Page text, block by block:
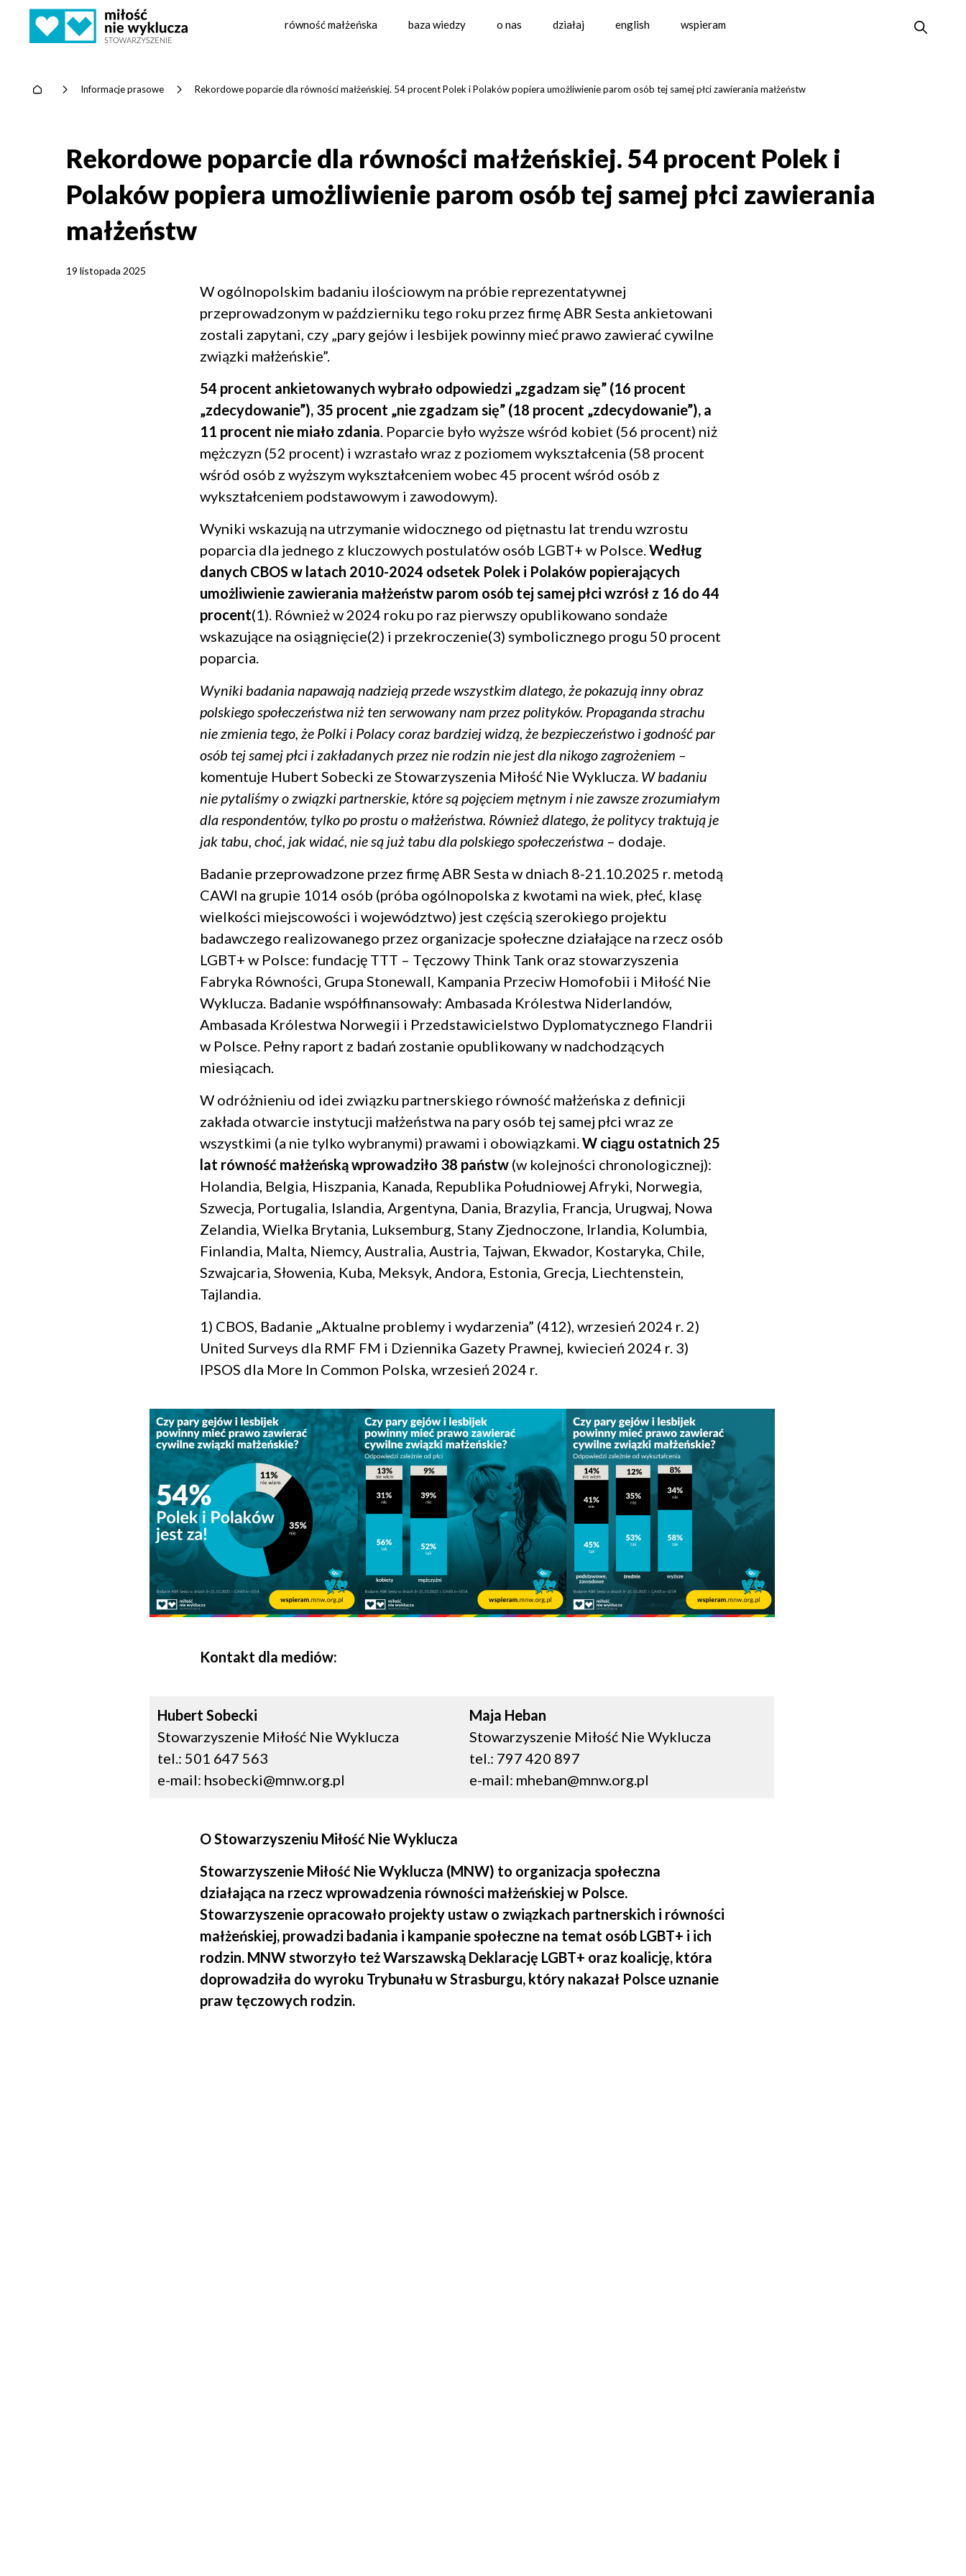
równość małżeńska baza wiedzy o nas działaj english wspieram
Home Informacje prasowe Rekordowe poparcie dla równości małżeńskiej. 54 procent Polek i Polaków popiera umożliwienie parom osób tej samej płci zawierania małżeństw
Rekordowe poparcie dla równości małżeńskiej. 54 procent Polek i
Polaków popiera umożliwienie parom osób tej samej płci zawierania
małżeństw
19 listopada 2025
W ogólnopolskim badaniu ilościowym na próbie reprezentatywnej
przeprowadzonym w październiku tego roku przez firmę ABR Sesta ankietowani
zostali zapytani, czy „pary gejów i lesbijek powinny mieć prawo zawierać cywilne
związki małżeńskie”.
54 procent ankietowanych wybrało odpowiedzi „zgadzam się” (16 procent
„zdecydowanie”), 35 procent „nie zgadzam się” (18 procent „zdecydowanie”), a
11 procent nie miało zdania. Poparcie było wyższe wśród kobiet (56 procent) niż
mężczyzn (52 procent) i wzrastało wraz z poziomem wykształcenia (58 procent
wśród osób z wyższym wykształceniem wobec 45 procent wśród osób z
wykształceniem podstawowym i zawodowym).
Wyniki wskazują na utrzymanie widocznego od piętnastu lat trendu wzrostu
poparcia dla jednego z kluczowych postulatów osób LGBT+ w Polsce.Według
danych CBOS w latach 2010-2024 odsetek Polek i Polaków popierających
umożliwienie zawierania małżeństw parom osób tej samej płci wzrósł z 16 do 44
procent(1). Również w 2024 roku po raz pierwszy opublikowano sondaże
wskazujące na osiągnięcie(2) i przekroczenie(3) symbolicznego progu 50 procent
poparcia.
Wyniki badania napawają nadzieją przede wszystkim dlatego, że pokazują inny obraz
polskiego społeczeństwa niż ten serwowany nam przez polityków. Propaganda strachu
nie zmienia tego, że Polki i Polacy coraz bardziej widzą, że bezpieczeństwo i godność par
osób tej samej płci i zakładanych przez nie rodzin nie jest dla nikogo zagrożeniem –
komentuje Hubert Sobecki ze Stowarzyszenia Miłość Nie Wyklucza. W badaniu
nie pytaliśmy o związki partnerskie, które są pojęciem mętnym i nie zawsze zrozumiałym
dla respondentów, tylko po prostu o małżeństwa. Również dlatego, że politycy traktują je
jak tabu, choć, jak widać, nie są już tabu dla polskiego społeczeństwa – dodaje.
Badanie przeprowadzone przez firmę ABR Sesta w dniach 8-21.10.2025 r. metodą
CAWI na grupie 1014 osób (próba ogólnopolska z kwotami na wiek, płeć, klasę
wielkości miejscowości i województwo) jest częścią szerokiego projektu
badawczego realizowanego przez organizacje społeczne działające na rzecz osób
LGBT+ w Polsce: fundację TTT – Tęczowy Think Tank oraz stowarzyszenia
Fabryka Równości, Grupa Stonewall, Kampania Przeciw Homofobii i Miłość Nie
Wyklucza. Badanie współfinansowały: Ambasada Królestwa Niderlandów,
Ambasada Królestwa Norwegii i Przedstawicielstwo Dyplomatycznego Flandrii
w Polsce. Pełny raport z badań zostanie opublikowany w nadchodzących
miesiącach.
W odróżnieniu od idei związku partnerskiego równość małżeńska z definicji
zakłada otwarcie instytucji małżeństwa na pary osób tej samej płci wraz ze
wszystkimi (a nie tylko wybranymi) prawami i obowiązkami.W ciągu ostatnich 25
lat równość małżeńską wprowadziło 38 państw(w kolejności chronologicznej):
Holandia, Belgia, Hiszpania, Kanada, Republika Południowej Afryki, Norwegia,
Szwecja, Portugalia, Islandia, Argentyna, Dania, Brazylia, Francja, Urugwaj, Nowa
Zelandia, Wielka Brytania, Luksemburg, Stany Zjednoczone, Irlandia, Kolumbia,
Finlandia, Malta, Niemcy, Australia, Austria, Tajwan, Ekwador, Kostaryka, Chile,
Szwajcaria, Słowenia, Kuba, Meksyk, Andora, Estonia, Grecja, Liechtenstein,
Tajlandia.
1) CBOS, Badanie „Aktualne problemy i wydarzenia” (412), wrzesień 2024 r.2)
United Surveys dla RMF FM i Dziennika Gazety Prawnej, kwiecień 2024 r. 3)
IPSOS dla More In Common Polska, wrzesień 2024 r.
Kontakt dla mediów:
Hubert Sobecki
Stowarzyszenie Miłość Nie Wyklucza
tel.: 501 647 563
e-mail: hsobecki@mnw.org.pl
Maja Heban
Stowarzyszenie Miłość Nie Wyklucza
tel.: 797 420 897
e-mail: mheban@mnw.org.pl
O Stowarzyszeniu Miłość Nie Wyklucza
Stowarzyszenie Miłość Nie Wyklucza (MNW) to organizacja społeczna
działająca na rzecz wprowadzenia równości małżeńskiej w Polsce.
Stowarzyszenie opracowało projekty ustaw o związkach partnerskich i równości
małżeńskiej, prowadzi badania i kampanie społeczne na temat osób LGBT+ i ich
rodzin. MNW stworzyło też Warszawską Deklarację LGBT+ oraz koalicję, która
doprowadziła do wyroku Trybunału w Strasburgu, który nakazał Polsce uznanie
praw tęczowych rodzin.